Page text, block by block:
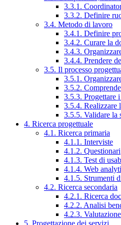
3.3.1.
3.3.2. Definire
3.4. Metodo di lavoro
3.4.1. Definire
3.4.2. Curare la
3.4.3.
3.4.4. Prendere
3.5. Il processo
3.5.1.
3.5.2.
3.5.3. Progettare
3.5.4. Realizzare
3.5.5. Validare la
4. Ricerca progettuale
4.1. Ricerca primaria
4.1.1. Interviste
4.1.2. Questionari
4.1.3. Test di
4.1.4. Web
4.1.5. Strumenti
4.2. Ricerca secondaria
4.2.1. Ricerca
4.2.2. Analisi
4.2.3.
5. Progettazione dei servizi